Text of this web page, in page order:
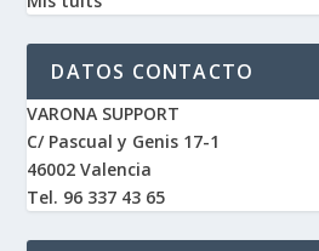
DATOS CONTACTO
VARONA SUPPORT
C/ Pascual y Genis 17-1
46002 Valencia
Tel. 96 337 43 65